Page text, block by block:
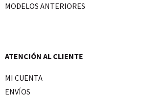
MODELOS ANTERIORES
ATENCIÓN AL CLIENTE
MI CUENTA
ENVÍOS